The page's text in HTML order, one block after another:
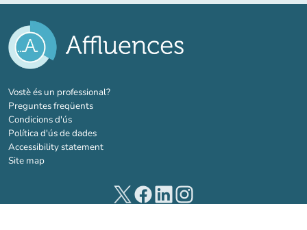
Vostè és un professional?(new tab)
Preguntes freqüents
Condicions d'ús
Política d'ús de dades
Accessibility statement
Site map
(new tab)(new tab)(new tab)